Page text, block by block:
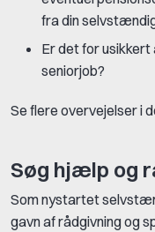
fra din
Er det for
seniorjob?
Se flere overvejelser i
Søg hjælp og
Som nystartet
gavn af rådgivning og